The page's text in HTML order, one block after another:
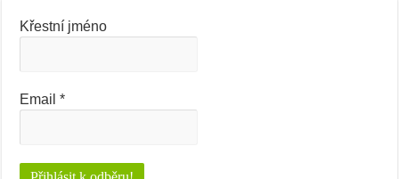
Křestní jméno
Email*